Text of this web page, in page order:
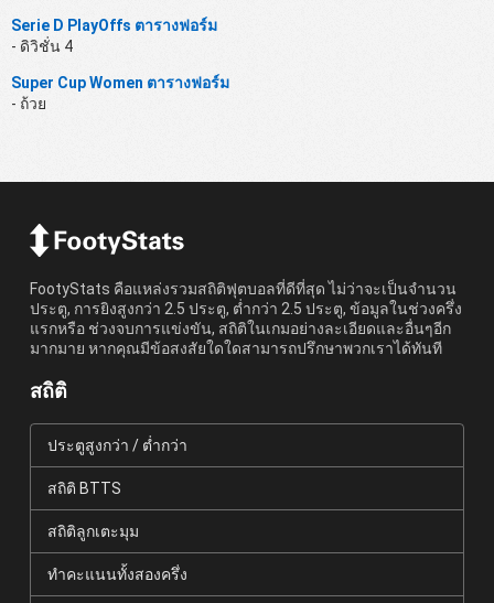
Serie D PlayOffs ตารางฟอร์ม
- ดิวิชั่น 4
Super Cup Women ตารางฟอร์ม
- ถ้วย
FootyStats คือแหล่งรวมสถิติฟุตบอลที่ดีที่สุด ไม่ว่าจะเป็นจำนวน
ประตู, การยิงสูงกว่า 2.5 ประตู, ต่ำกว่า 2.5 ประตู, ข้อมูลในช่วงครึ่ง
แรกหรือ ช่วงจบการแข่งขัน, สถิติในเกมอย่างละเอียดและอื่นๆอีก
มากมาย หากคุณมีข้อสงสัยใดใดสามารถปรึกษาพวกเราได้ทันที
สถิติ
ประตูสูงกว่า / ต่ำกว่า
สถิติ BTTS
สถิติลูกเตะมุม
ทำคะแนนทั้งสองครึ่ง